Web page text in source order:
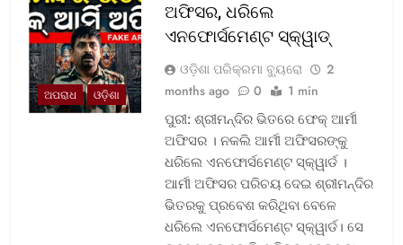
ଅପରାଧ ଓଡ଼ିଶା
ଅଫିସର, ଧରିଲେ
ଏନଫୋର୍ସମେଣ୍ଟ ସ୍କ୍ୱାଡ୍‌
ଓଡ଼ିଶା ପରିକ୍ରମା ବ୍ୟୁରୋ
2
months ago
0 1 min
ପୁରୀ: ଶ୍ରୀମନ୍ଦିର ଭିତରେ ଫେକ୍ ଆର୍ମୀ
ଅଫିସର । ନକଲି ଆର୍ମୀ ଅଫିସରଙ୍କୁ
ଧରିଲେ ଏନଫୋର୍ସମେଣ୍ଟ ସ୍କ୍ୱାର୍ଡ ।
ଆର୍ମୀ ଅଫିସର ପରିଚୟ ଦେଇ ଶ୍ରୀମନ୍ଦିର
ଭିତରକୁ ପ୍ରବେଶ କରିଥିବା ବେଳେ
ଧରିଲେ ଏନଫୋର୍ସମେଣ୍ଟ ସ୍କ୍ୱାର୍ଡ। ସେ